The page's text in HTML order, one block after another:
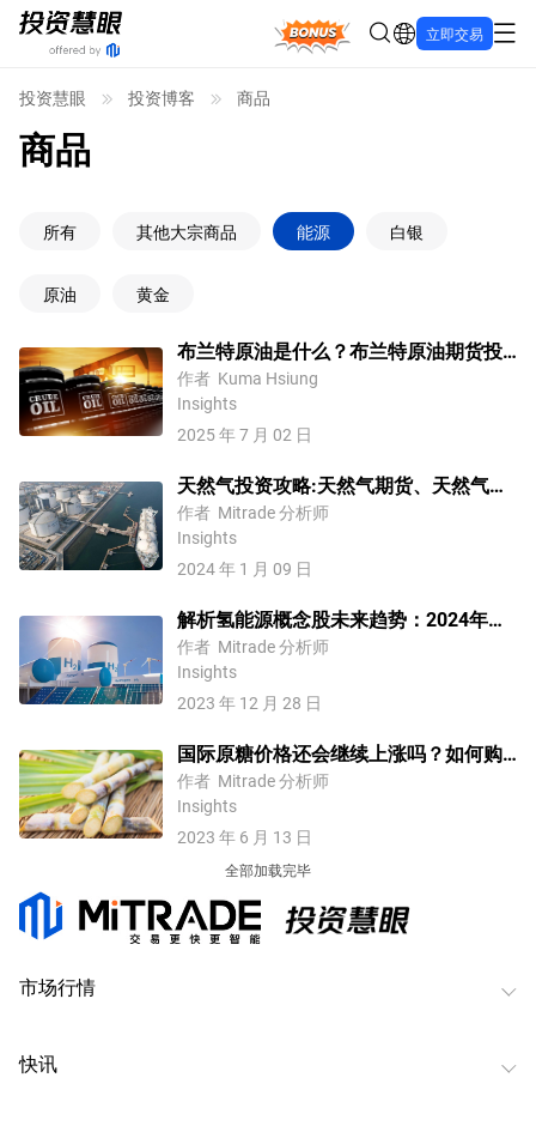
Bonus 立即交易
投资慧眼 投资博客 商品
商品
所有 其他大宗商品 能源 白银
原油 黄金
布兰特原油是什么？布兰特原油期货投
资完整介绍
作者 Kuma Hsiung
Insights
2025 年 7 月 02 日
天然气投资攻略:天然气期货、天然气概
念股、价差合约完整攻略
作者 Mitrade 分析师
Insights
2024 年 1 月 09 日
解析氢能源概念股未来趋势：2024年是
否值得投资氢能源概念股？
作者 Mitrade 分析师
Insights
2023 年 12 月 28 日
国际原糖价格还会继续上涨吗？如何购
买原糖？
作者 Mitrade 分析师
Insights
2023 年 6 月 13 日
全部加载完毕
市场行情
快讯